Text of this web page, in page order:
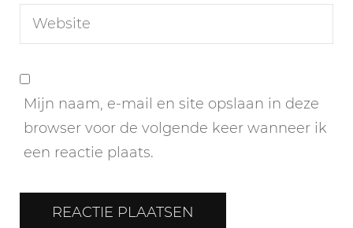
Mijn naam, e-mail en site opslaan in deze
browser voor de volgende keer wanneer ik
een reactie plaats.